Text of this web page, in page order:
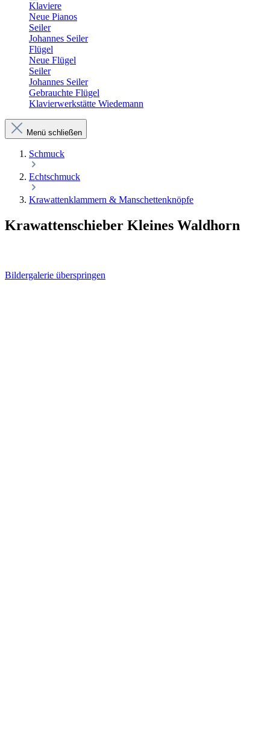
Klaviere
Neue Pianos
Seiler
Johannes Seiler
Flügel
Neue Flügel
Seiler
Johannes Seiler
Gebrauchte Flügel
Klavierwerkstätte Wiedemann
Menü schließen
Schmuck
Echtschmuck
Krawattenklammern & Manschettenknöpfe
Krawattenschieber Kleines Waldhorn
Bildergalerie überspringen